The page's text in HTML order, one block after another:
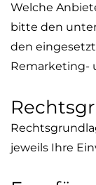
Welche
bitte den
den
Remarketing-
jeweils Ihre